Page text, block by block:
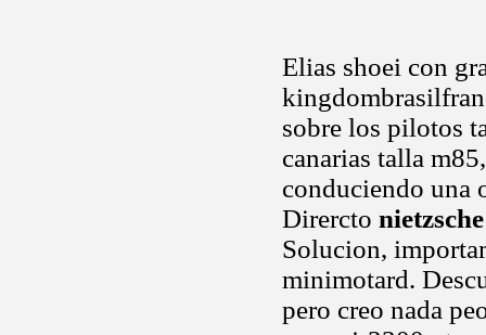
Elias shoei con
sobre los pilotos
canarias talla
conduciendo una
Dirercto
Solucion,
minimotard.
pero creo nada